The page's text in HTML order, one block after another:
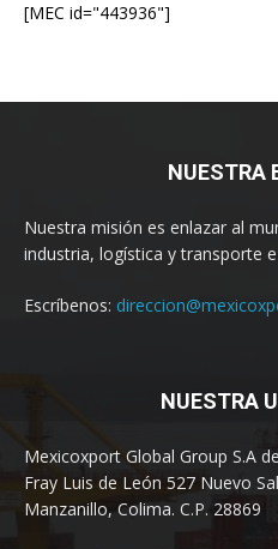
[MEC id="443936"]
NUESTRA
Nuestra misión es enlazar al
industria, logística y transporte
Escríbenos:
NUESTRA
Mexicoxport Global Group S.A
Fray Luis de León 527 Nuevo
Manzanillo, Colima. C.P. 28869